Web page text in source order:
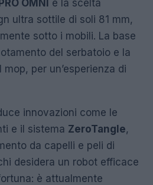
OMNI
è la scelta
ultra sottile di soli 81 mm,
sotto i mobili. La base
del serbatoio e la
per un’esperienza di
innovazioni come le
e il sistema ZeroTangle,
da capelli e peli di
desidera un robot efficace
è attualmente